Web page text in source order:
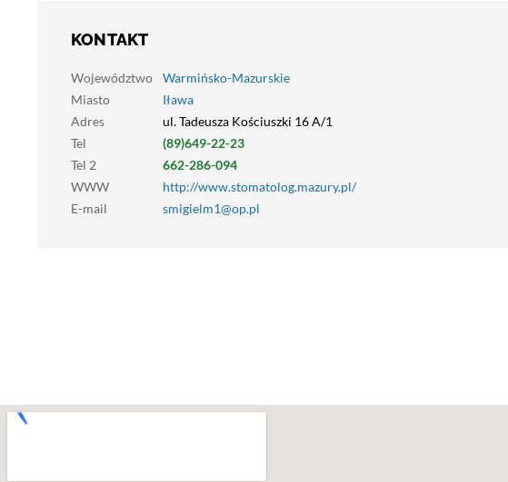
KONTAKT
Województwo
Warmińsko-Mazurskie
Miasto
Iława
Adres
ul. Tadeusza Kościuszki 16 A/1
Tel
(89)649-22-23
Tel 2
662-286-094
WWW
http://www.stomatolog.mazury.pl/
E-mail
smigielm1@op.pl